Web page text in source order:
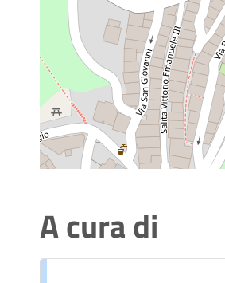
A cura di